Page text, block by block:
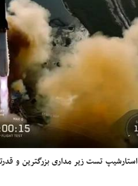
استارشیپ تست زیر مداری بزرگترین و